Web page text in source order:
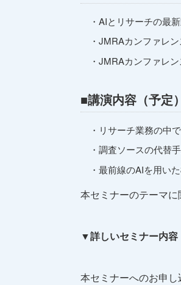
・AIとリサーチの最
・JMRAカンファレ
・JMRAカンファレ
■講演内容（予定）
・リサーチ業務の中
・調査ソースの代替
・最前線のAIを用い
本セミナーのテーマに
▼詳しいセミナー内容
本セミナーへのお申し